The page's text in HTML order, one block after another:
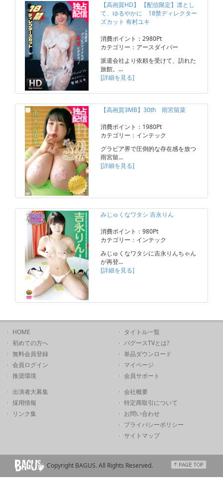
【高画質HD】 【配信限定】凛とし
て、ゆるやかに 18禁ディレクター
ズカット 有村ユキ
消費ポイント：2980Pt
カテゴリー：アースダイバー
派遣会社より依頼を受けて、訪れた
旅館。…
[詳細を見る]
【高画質3MB】30th 雨宮留菜
消費ポイント：1980Pt
カテゴリー：インテック
グラビア界で圧倒的な存在感を放つ
雨宮留…
[詳細を見る]
みじゅくなワタシ 吉永りん
消費ポイント：980Pt
カテゴリー：インテック
みじゅくなワタシに吉永りんちゃん
が再登…
[詳細を見る]
HOME
初めての方へ
無料会員登録
会員ログイン
推奨環境
タイトル一覧
バグースTVとは?
単品ダウンロード
マイページ
会員サポート
出演者大募集
採用情報
リンク集
会社概要
特定商取引について
お問い合わせ
プライバシーポリシー
サイトマップ
Copyright BAGUS. All Rights Reserved.